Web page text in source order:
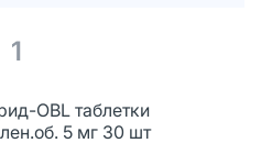
1
OBL таблетки
5 мг 30 шт